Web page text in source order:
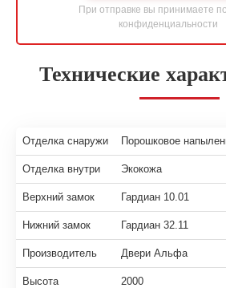
При отправке вы принимаете
конфиденциальности
Технические
Отделка снаружи Порошковое
Отделка внутри Экокожа
Верхний замок Гардиан 10.01
Нижний замок Гардиан 32.11
Производитель Двери Альфа
Высота 2000